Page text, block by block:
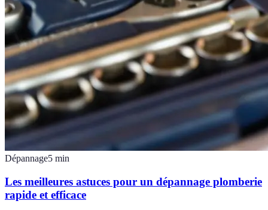
Dépannage5 min
Les meilleures astuces pour un dépannage plomberie
rapide et efficace